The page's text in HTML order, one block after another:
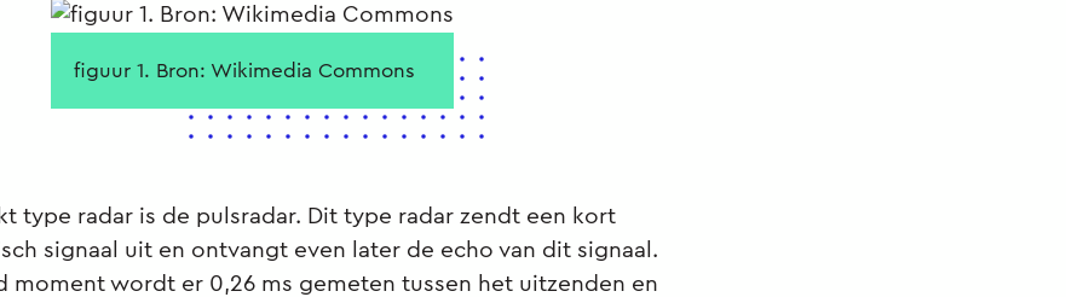
figuur 1. Bron: Wikimedia Commons
type radar is de pulsradar. Dit type radar zendt een kort
signaal uit en ontvangt even later de echo van dit signaal.
moment wordt er 0,26 ms gemeten tussen het uitzenden en